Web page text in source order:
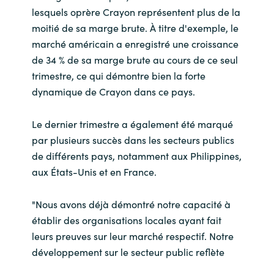
lesquels oprère Crayon représentent plus de la
moitié de sa marge brute. À titre d'exemple, le
marché américain a enregistré une croissance
de 34 % de sa marge brute au cours de ce seul
trimestre, ce qui démontre bien la forte
dynamique de Crayon dans ce pays.
Le dernier trimestre a également été marqué
par plusieurs succès dans les secteurs publics
de différents pays, notamment aux Philippines,
aux États-Unis et en France.
"Nous avons déjà démontré notre capacité à
établir des organisations locales ayant fait
leurs preuves sur leur marché respectif. Notre
développement sur le secteur public reflète